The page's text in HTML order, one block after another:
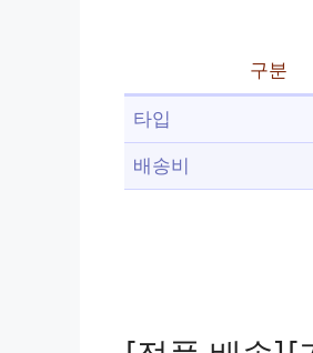
구분
타입
배송비